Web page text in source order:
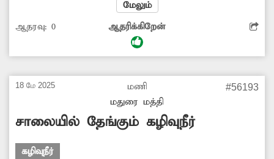
உள்ளாட்சி நிர்வாகம் இருக்கின்ற வரையில்
அவ்வப்போது குப்பைகள் மற்றும் சாக்கடைகள்
சுத்தம் செய்யப்பட்டு வந்தன. தற்போது
முற்றிலுமாக பணிகள் புறக்கணிக்கப்படுகிறது.
இதுகுறித்து அதிகாரிகள் உரிய நடவடிக்கை
எடுக்க வேண்டும்.கோவில் பாப்பாக்குடி.
மேலும்
ஆதரவு: 0 ஆதரிக்கிறேன்
18 மே 2025
மணி
மதுரை மத்தி
#56193
சாலையில் தேங்கும் கழிவுநீர்
கழிவுநீர்